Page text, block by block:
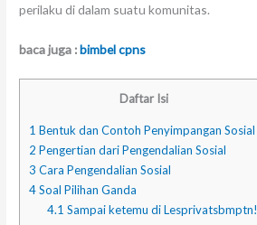
perilaku di dalam suatu komunitas.
baca juga :bimbel cpns
Daftar Isi
1 Bentuk dan Contoh Penyimpangan Sosial
2 Pengertian dari Pengendalian Sosial
3 Cara Pengendalian Sosial
4Soal Pilihan Ganda
4.1 Sampai ketemu di Lesprivatsbmptn!